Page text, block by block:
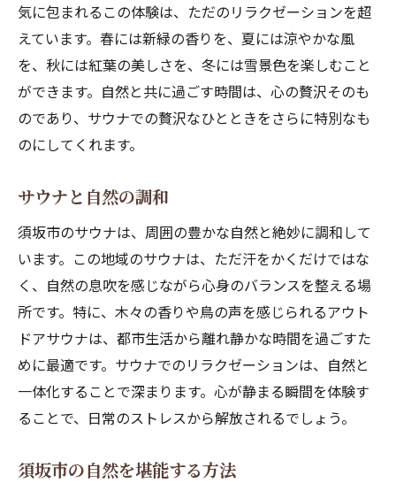
気に包まれるこの体験は、ただのリラクゼーションを超
えています。春には新緑の香りを、夏には涼やかな風
を、秋には紅葉の美しさを、冬には雪景色を楽しむこと
ができます。自然と共に過ごす時間は、心の贅沢そのも
のであり、サウナでの贅沢なひとときをさらに特別なも
のにしてくれます。
サウナと自然の調和
須坂市のサウナは、周囲の豊かな自然と絶妙に調和して
います。この地域のサウナは、ただ汗をかくだけではな
く、自然の息吹を感じながら心身のバランスを整える場
所です。特に、木々の香りや鳥の声を感じられるアウト
ドアサウナは、都市生活から離れ静かな時間を過ごすた
めに最適です。サウナでのリラクゼーションは、自然と
一体化することで深まります。心が静まる瞬間を体験す
ることで、日常のストレスから解放されるでしょう。
須坂市の自然を堪能する方法